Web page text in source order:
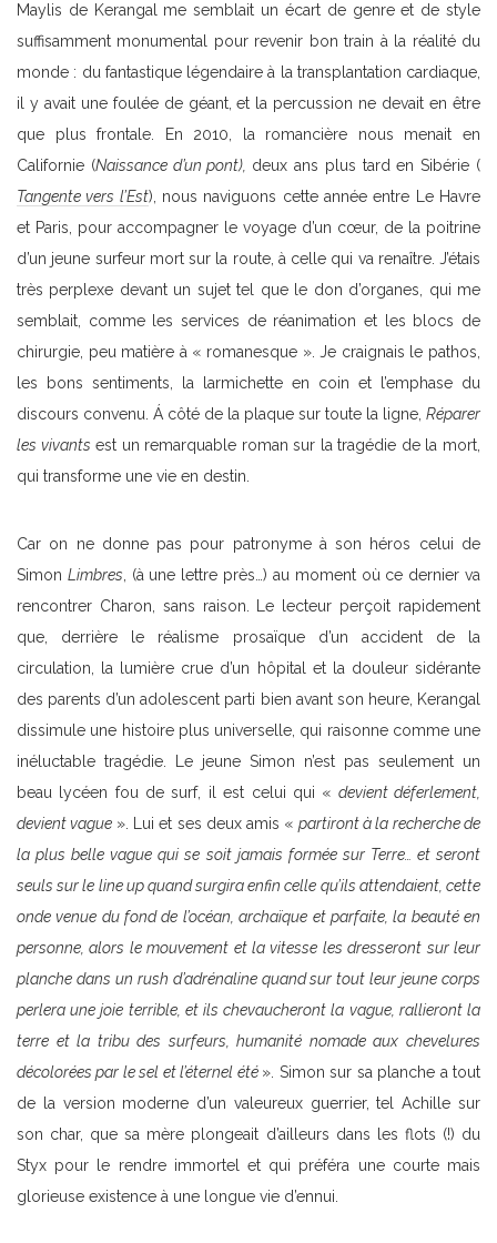
Maylis de Kerangal me semblait un écart de genre et de style
suffisamment monumental pour revenir bon train à la réalité du
monde : du fantastique légendaire à la transplantation cardiaque,
il y avait une foulée de géant, et la percussion ne devait en être
que plus frontale. En 2010, la romancière nous menait en
Californie (Naissance d’un pont), deux ans plus tard en Sibérie (
Tangente vers l’Est), nous naviguons cette année entre Le Havre
et Paris, pour accompagner le voyage d’un cœur, de la poitrine
d’un jeune surfeur mort sur la route, à celle qui va renaître. J’étais
très perplexe devant un sujet tel que le don d’organes, qui me
semblait, comme les services de réanimation et les blocs de
chirurgie, peu matière à « romanesque ». Je craignais le pathos,
les bons sentiments, la larmichette en coin et l’emphase du
discours convenu. Á côté de la plaque sur toute la ligne, Réparer
les vivants est un remarquable roman sur la tragédie de la mort,
qui transforme une vie en destin.
Car on ne donne pas pour patronyme à son héros celui de
Simon Limbres , (à une lettre près…) au moment où ce dernier va
rencontrer Charon, sans raison. Le lecteur perçoit rapidement
que, derrière le réalisme prosaïque d’un accident de la
circulation, la lumière crue d’un hôpital et la douleur sidérante
des parents d’un adolescent parti bien avant son heure, Kerangal
dissimule une histoire plus universelle, qui raisonne comme une
inéluctable tragédie. Le jeune Simon n’est pas seulement un
beau lycéen fou de surf, il est celui qui « devient déferlement,
devient vague ». Lui et ses deux amis « partiront à la recherche de
la plus belle vague qui se soit jamais formée sur Terre… et seront
seuls sur le line up quand surgira enfin celle qu’ils attendaient, cette
onde venue du fond de l’océan, archaïque et parfaite, la beauté en
personne, alors le mouvement et la vitesse les dresseront sur leur
planche dans un rush d’adrénaline quand sur tout leur jeune corps
perlera une joie terrible, et ils chevaucheront la vague, rallieront la
terre et la tribu des surfeurs, humanité nomade aux chevelures
décolorées par le sel et l’éternel été ». Simon sur sa planche a tout
de la version moderne d’un valeureux guerrier, tel Achille sur
son char, que sa mère plongeait d’ailleurs dans les flots (!) du
Styx pour le rendre immortel et qui préféra une courte mais
glorieuse existence à une longue vie d’ennui.